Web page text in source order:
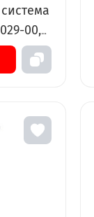
00,